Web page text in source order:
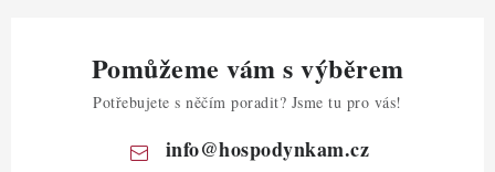
Pomůžeme vám s výběrem
Potřebujete s něčím poradit? Jsme tu pro vás!
info@hospodynkam.cz